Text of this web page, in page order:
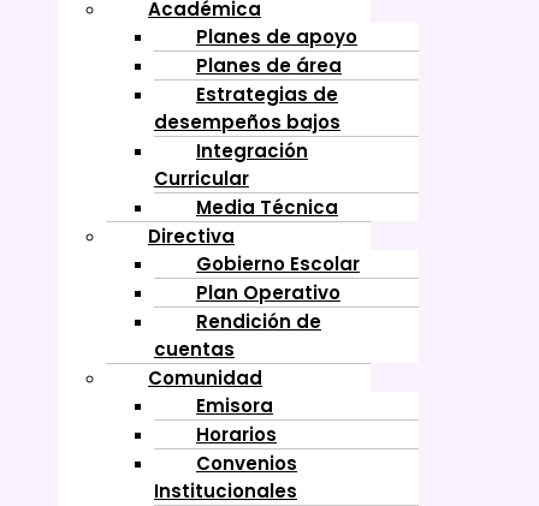
Académica
Planes de apoyo
Planes de área
Estrategias de
desempeños bajos
Integración
Curricular
Media Técnica
Directiva
Gobierno Escolar
Plan Operativo
Rendición de
cuentas
Comunidad
Emisora
Horarios
Convenios
Institucionales